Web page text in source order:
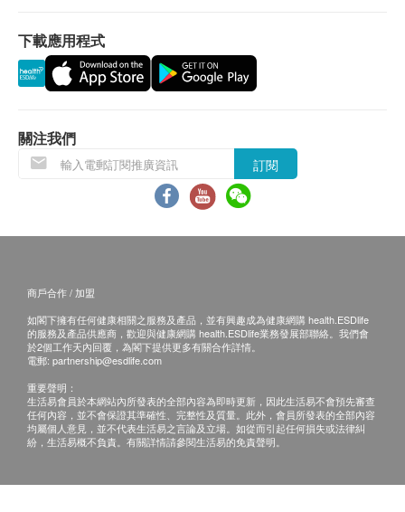
下載應用程式
關注我們
訂閱
商戶合作 / 加盟
如閣下擁有任何健康相關之服務及產品，並有興趣成為健康網購 health.ESDlife
的服務及產品供應商，歡迎與健康網購 health.ESDlife業務發展部聯絡。我們會
於2個工作天內回覆，為閣下提供更多有關合作詳情。
電郵: partnership@esdlife.com
重要聲明：
生活易會員於本網站內所發表的全部內容為即時更新，因此生活易不會預先審查
任何內容，並不會保證其準確性、完整性及質量。此外，會員所發表的全部內容
均屬個人意見，並不代表生活易之言論及立場。如從而引起任何損失或法律糾
紛，生活易概不負責。有關詳情請參閱生活易的免責聲明。